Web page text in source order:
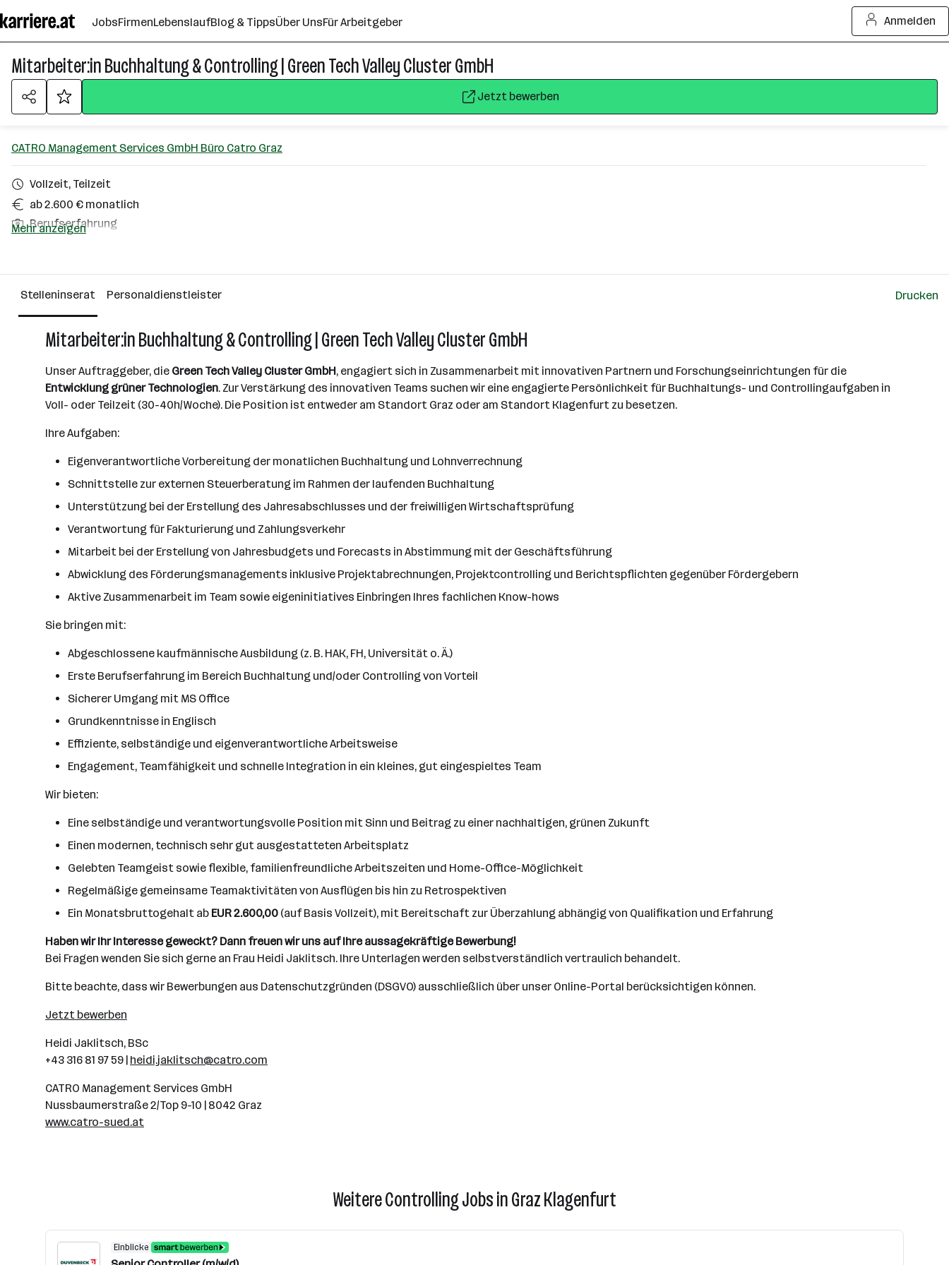
Seiteninhalt
springen
JobsFirmenLebenslaufBlog & TippsÜber UnsFür Arbeitgeber Anmelden
Mitarbeiter:in Buchhaltung & Controlling | Green Tech Valley Cluster GmbH
Jetzt bewerben
CATRO Management Services GmbH Büro Catro Graz
Vollzeit, Teilzeit
ab 2.600 € monatlich
Berufserfahrung
Graz
Mehr anzeigen
Stelleninserat Personaldienstleister Drucken
Mitarbeiter:in Buchhaltung & Controlling | Green Tech Valley Cluster GmbH
Unser Auftraggeber, die Green Tech Valley Cluster GmbH, engagiert sich in Zusammenarbeit mit innovativen Partnern und Forschungseinrichtungen für die
Entwicklung grüner Technologien. Zur Verstärkung des innovativen Teams suchen wir eine engagierte Persönlichkeit für Buchhaltungs- und Controllingaufgaben in
Voll- oder Teilzeit (30-40h/Woche). Die Position ist entweder am Standort Graz oder am Standort Klagenfurt zu besetzen.
Ihre Aufgaben:
Eigenverantwortliche Vorbereitung der monatlichen Buchhaltung und Lohnverrechnung
Schnittstelle zur externen Steuerberatung im Rahmen der laufenden Buchhaltung
Unterstützung bei der Erstellung des Jahresabschlusses und der freiwilligen Wirtschaftsprüfung
Verantwortung für Fakturierung und Zahlungsverkehr
Mitarbeit bei der Erstellung von Jahresbudgets und Forecasts in Abstimmung mit der Geschäftsführung
Abwicklung des Förderungsmanagements inklusive Projektabrechnungen, Projektcontrolling und Berichtspflichten gegenüber Fördergebern
Aktive Zusammenarbeit im Team sowie eigeninitiatives Einbringen Ihres fachlichen Know-hows
Sie bringen mit:
Abgeschlossene kaufmännische Ausbildung (z. B. HAK, FH, Universität o. Ä.)
Erste Berufserfahrung im Bereich Buchhaltung und/oder Controlling von Vorteil
Sicherer Umgang mit MS Office
Grundkenntnisse in Englisch
Effiziente, selbständige und eigenverantwortliche Arbeitsweise
Engagement, Teamfähigkeit und schnelle Integration in ein kleines, gut eingespieltes Team
Wir bieten:
Eine selbständige und verantwortungsvolle Position mit Sinn und Beitrag zu einer nachhaltigen, grünen Zukunft
Einen modernen, technisch sehr gut ausgestatteten Arbeitsplatz
Gelebten Teamgeist sowie flexible, familienfreundliche Arbeitszeiten und Home-Office-Möglichkeit
Regelmäßige gemeinsame Teamaktivitäten von Ausflügen bis hin zu Retrospektiven
Ein Monatsbruttogehalt ab EUR 2.600,00 (auf Basis Vollzeit), mit Bereitschaft zur Überzahlung abhängig von Qualifikation und Erfahrung
Haben wir Ihr Interesse geweckt? Dann freuen wir uns auf Ihre aussagekräftige Bewerbung!
Bei Fragen wenden Sie sich gerne an Frau Heidi Jaklitsch. Ihre Unterlagen werden selbstverständlich vertraulich behandelt.
Bitte beachte, dass wir Bewerbungen aus Datenschutzgründen (DSGVO) ausschließlich über unser Online-Portal berücksichtigen können.
Jetzt bewerben
Heidi Jaklitsch, BSc
+43 316 81 97 59 | heidi.jaklitsch@catro.com
CATRO Management Services GmbH
Nussbaumerstraße 2/Top 9-10 | 8042 Graz
www.catro-sued.at
Weitere Controlling Jobs in Graz Klagenfurt
Einblicke